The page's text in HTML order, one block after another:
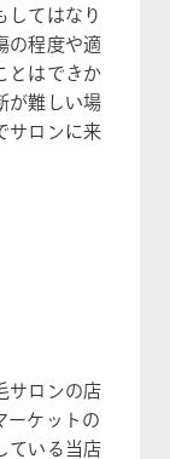
してはなり
の程度や適
とはできか
が難しい場
サロンに来
サロンの店
ーケットの
ている当店